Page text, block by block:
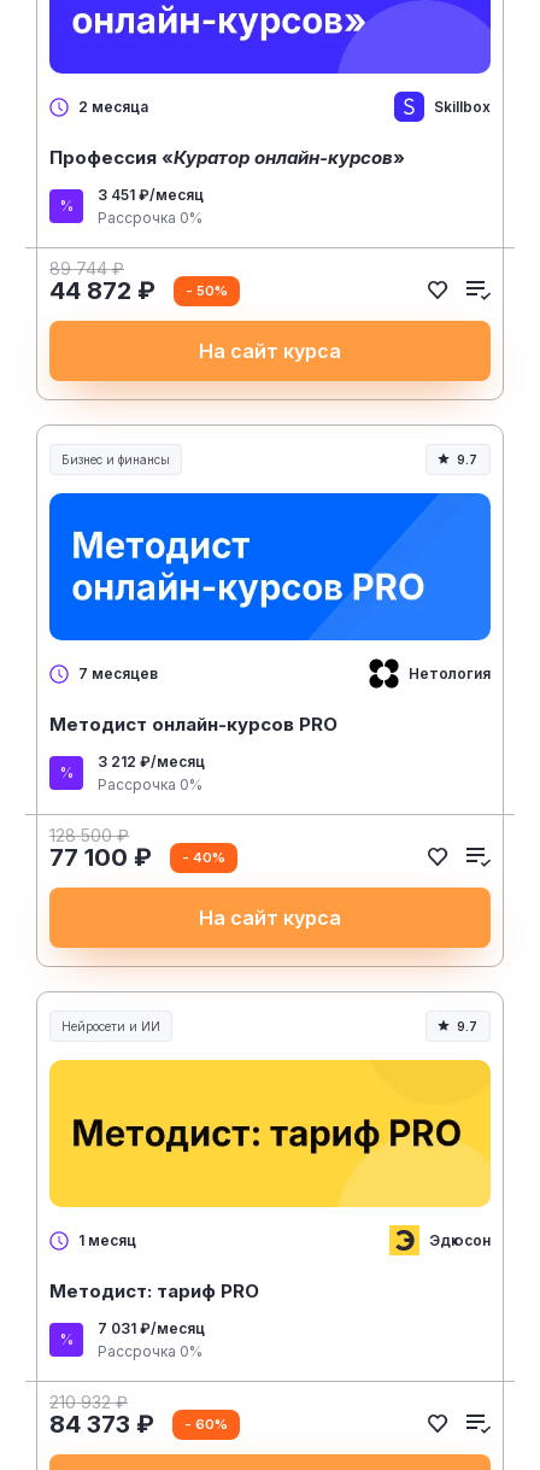
2 месяца Skillbox
Профессия «Куратор онлайн-курсов»
3 451 ₽/месяц
Рассрочка 0%
89 744 ₽
44 872 ₽ - 50%
На сайт курса
Бизнес и финансы 9.7
7 месяцев Нетология
Методист онлайн-курсов PRO
3 212 ₽/месяц
Рассрочка 0%
128 500 ₽
77 100 ₽ - 40%
На сайт курса
Нейросети и ИИ
Нейросети и искусственный интеллект
9.7
1 месяц Эдюсон
Методист: тариф PRO
7 031 ₽/месяц
Рассрочка 0%
210 932 ₽
84 373 ₽ - 60%